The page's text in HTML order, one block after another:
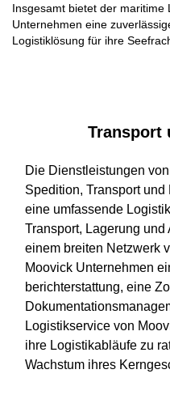
Insgesamt bietet der maritime
Unternehmen eine
Logistiklösung für ihre
Transport
Die Dienstleistungen
Spedition, Transport
eine umfassende
Transport, Lagerung
einem breiten Netzwerk
Moovick Unternehmen
berichterstattung, eine
Logistikservice von
ihre Logistikabläufe zu
Wachstum ihres